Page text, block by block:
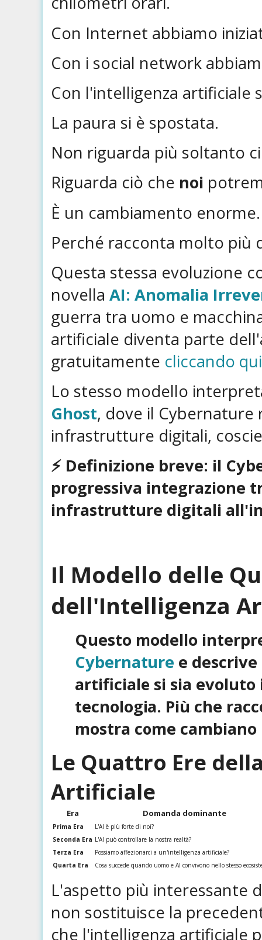
Con Internet abbiamo
Con i social network
Con l'intelligenza artificiale
La paura si è spostata.
Non riguarda più soltanto
Riguarda ciò che noi
È un cambiamento enorme.
Perché racconta molto più
Questa stessa evoluzione
novellaAI: Anomalia
guerra tra uomo e
artificiale diventa parte
gratuitamente cliccando qui
Lo stesso modello
Ghost, dove il
infrastrutture digitali,
⚡️ Definizione breve: il
progressiva integrazione
infrastrutture digitali
Il Modello delle
dell'Intelligenza
Questo modello
Cybernature e
artificiale si sia
tecnologia. Più che
mostra come
Le Quattro Ere
Artificiale
Era Domanda dominante
Prima Era
L'AI è più forte di noi?
Seconda Era L'AI può controllare la nostra realtà?
Terza Era
Possiamo affezionarci a un'intelligenza artificiale?
Quarta Era
Cosa succede quando uomo e AI convivono nello stesso
L'aspetto più interessante
non sostituisce la
che l'intelligenza artificiale